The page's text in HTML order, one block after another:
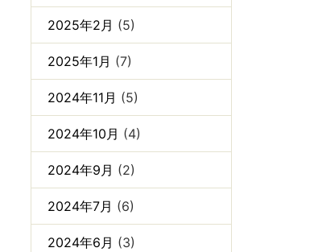
2025年2月 (5)
2025年1月 (7)
2024年11月 (5)
2024年10月 (4)
2024年9月 (2)
2024年7月 (6)
2024年6月 (3)